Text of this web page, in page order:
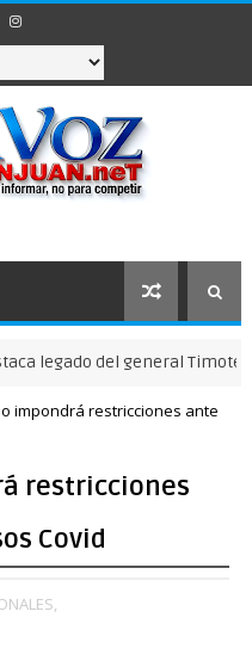
del general Timoteo
impondrá restricciones ante
restricciones
Covid